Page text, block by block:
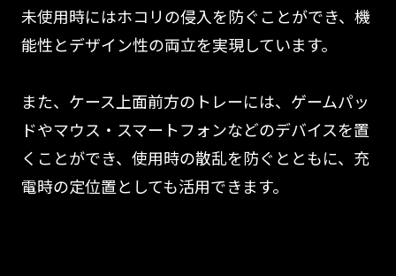
未使用時にはホコリの侵入を防ぐことができ、機
能性とデザイン性の両立を実現しています。
また、ケース上面前方のトレーには、ゲームパッ
ドやマウス・スマートフォンなどのデバイスを置
くことができ、使用時の散乱を防ぐとともに、充
電時の定位置としても活用できます。